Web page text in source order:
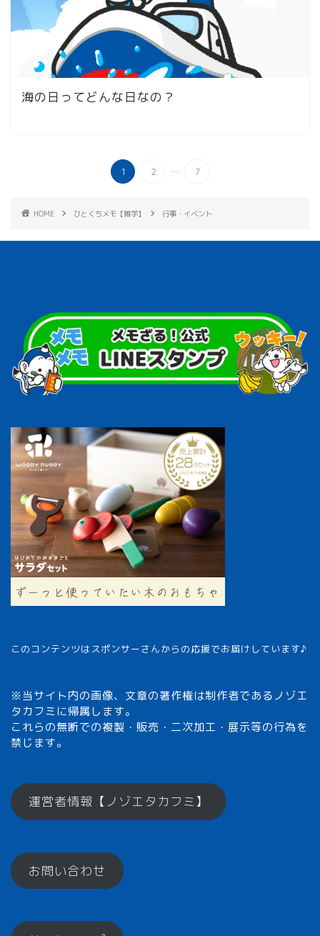
海の日ってどんな日なの？
1 2 ... 7
HOME ひとくちメモ【雑学】 行事・イベント
このコンテンツはスポンサーさんからの応援でお届けしています♪
※当サイト内の画像、文章の著作権は制作者であるノゾエ
タカフミに帰属します。
これらの無断での複製・販売・二次加工・展示等の行為を
禁じます。
運営者情報【ノゾエタカフミ】
お問い合わせ
メモざるとは？